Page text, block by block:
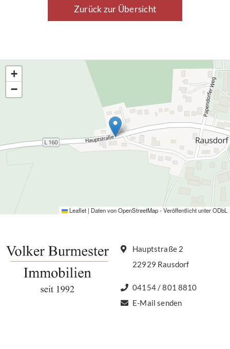
Zurück zur Übersicht
+
−
Leaflet | Daten vonOpenStreetMap- Veröffentlicht unterODbL
Hauptstraße 2
22929 Rausdorf
04154 / 801 8810
E-Mail senden